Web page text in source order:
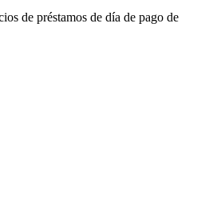
de préstamos de día de pago de